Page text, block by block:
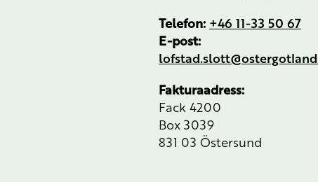
Telefon: +46 11-33 50 67
E-post:
Fakturaadress:
Fack 4200
Box 3039
831 03 Östersund